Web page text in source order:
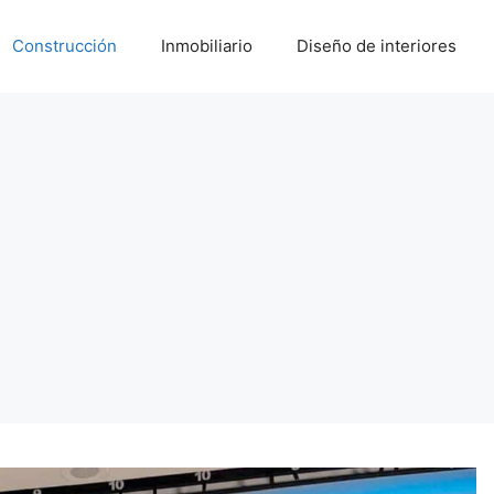
Construcción Inmobiliario Diseño de interiores